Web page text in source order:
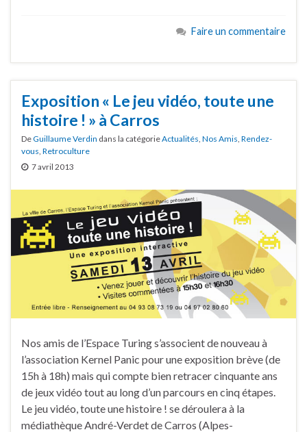
Faire un commentaire
Exposition « Le jeu vidéo, toute une
histoire ! » à Carros
DeGuillaume Verdin dans la catégorieActualités Nos Amis Rendez-
vous Retroculture
7 avril 2013
Nos amis de l’Espace Turing s’associent de nouveau à
l’association Kernel Panic pour une exposition brève (de
15h à 18h) mais qui compte bien retracer cinquante ans
de jeux vidéo tout au long d’un parcours en cinq étapes.
Le jeu vidéo, toute une histoire ! se déroulera à la
médiathèque André-Verdet de Carros (Alpes-